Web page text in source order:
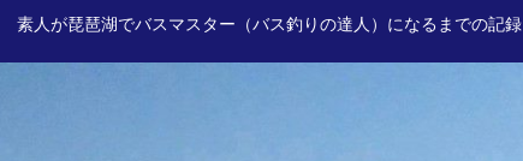
素人が琵琶湖でバスマスター（バス釣りの達人）になるまでの記録